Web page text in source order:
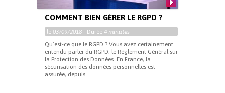
COMMENT BIEN GÉRER LE RGPD ?
le 03/09/2018 - Durée 4 minutes
Qu’est-ce que le RGPD ? Vous avez certainement
entendu parler du RGPD, le Règlement Général sur
la Protection des Données. En France, la
sécurisation des données personnelles est
assurée, depuis...